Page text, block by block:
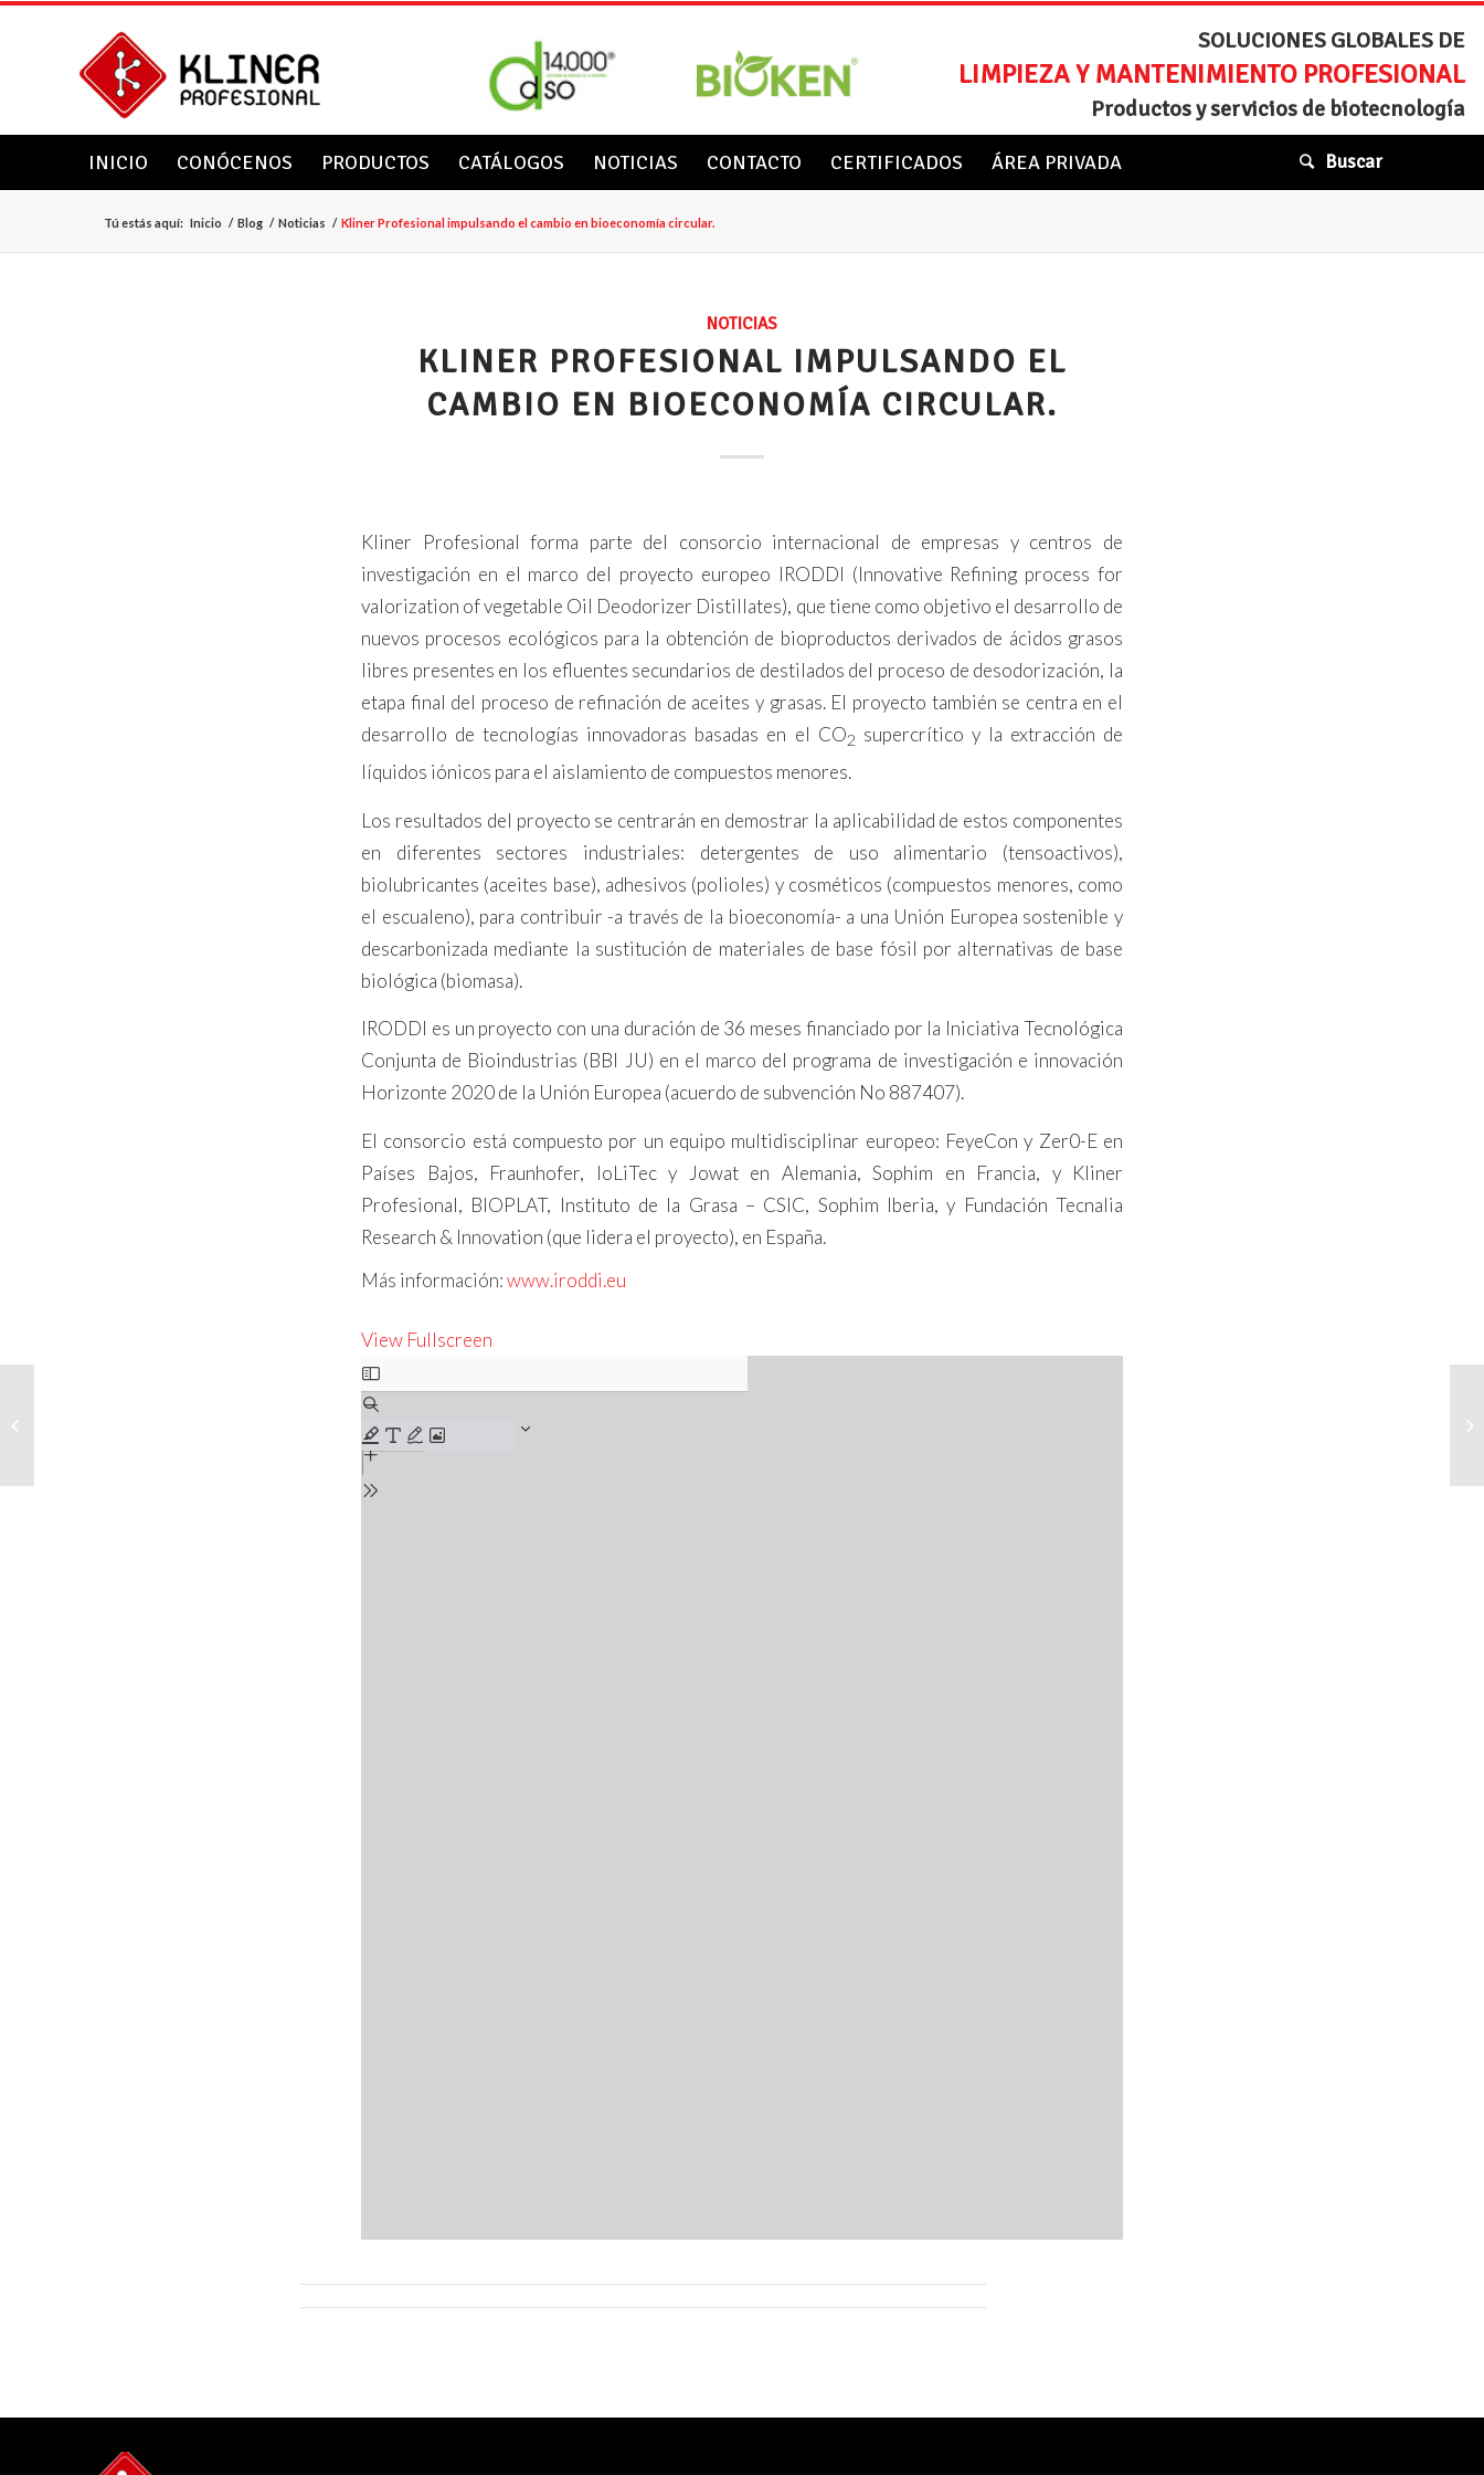
SOLUCIONES GLOBALES DE
LIMPIEZA Y MANTENIMIENTO PROFESIONAL
Productos y servicios de biotecnología
INICIO CONÓCENOS PRODUCTOS CATÁLOGOS NOTICIAS CONTACTO CERTIFICADOS ÁREA PRIVADA Buscar
Tú estás aquí: Inicio / Blog / Noticias / Kliner Profesional impulsando el cambio en bioeconomía circular.
NOTICIAS
KLINER PROFESIONAL IMPULSANDO EL
CAMBIO EN BIOECONOMÍA CIRCULAR.
Kliner Profesional forma parte del consorcio internacional de empresas y centros de
investigación en el marco del proyecto europeo IRODDI (Innovative Refining process for
valorization of vegetable Oil Deodorizer Distillates), que tiene como objetivo el desarrollo de
nuevos procesos ecológicos para la obtención de bioproductos derivados de ácidos grasos
libres presentes en los efluentes secundarios de destilados del proceso de desodorización, la
etapa final del proceso de refinación de aceites y grasas. El proyecto también se centra en el
desarrollo de tecnologías innovadoras basadas en el CO2 supercrítico y la extracción de
líquidos iónicos para el aislamiento de compuestos menores.
Los resultados del proyecto se centrarán en demostrar la aplicabilidad de estos componentes
en diferentes sectores industriales: detergentes de uso alimentario (tensoactivos),
biolubricantes (aceites base), adhesivos (polioles) y cosméticos (compuestos menores, como
el escualeno), para contribuir -a través de la bioeconomía- a una Unión Europea sostenible y
descarbonizada mediante la sustitución de materiales de base fósil por alternativas de base
biológica (biomasa).
IRODDI es un proyecto con una duración de 36 meses financiado por la Iniciativa Tecnológica
Conjunta de Bioindustrias (BBI JU) en el marco del programa de investigación e innovación
Horizonte 2020 de la Unión Europea (acuerdo de subvención No 887407).
El consorcio está compuesto por un equipo multidisciplinar europeo: FeyeCon y Zer0-E en
Países Bajos, Fraunhofer, IoLiTec y Jowat en Alemania, Sophim en Francia, y Kliner
Profesional, BIOPLAT, Instituto de la Grasa – CSIC, Sophim Iberia, y Fundación Tecnalia
Research & Innovation (que lidera el proyecto), en España.
Más información:www.iroddi.eu
View Fullscreen
Skip
to
PDF
content